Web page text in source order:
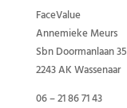
FaceValue
Annemieke Meurs
Sbn Doormanlaan 35
2243 AK Wassenaar
06 – 21 86 71 43